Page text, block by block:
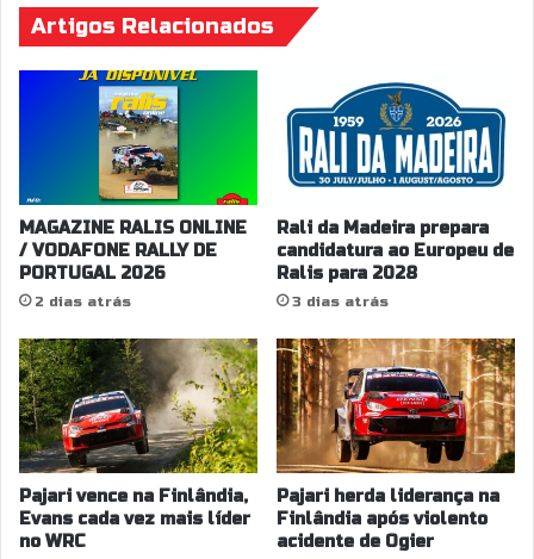
Artigos Relacionados
MAGAZINE RALIS ONLINE
/ VODAFONE RALLY DE
PORTUGAL 2026
2 dias atrás
Rali da Madeira prepara
candidatura ao Europeu de
Ralis para 2028
3 dias atrás
Pajari vence na Finlândia,
Evans cada vez mais líder
no WRC
Pajari herda liderança na
Finlândia após violento
acidente de Ogier